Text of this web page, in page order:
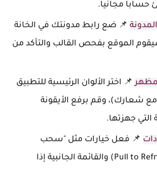
حساباً مجانياً.
📌 ضع رابط مدونتك في الخانة
الموقع بفحص القالب والتأكد من
📌 اختر الألوان الرئيسية للتطبيق
شعارك)، وقم برفع الأيقونة
التي جهزتها.
📌 فعل خيارات مثل "سحب
للتحديث" (Pull to Refresh) والقائمة الجانبية إذا